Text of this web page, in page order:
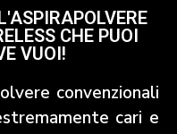
CHE PUOI
VUOI!
convenzionali
cari e